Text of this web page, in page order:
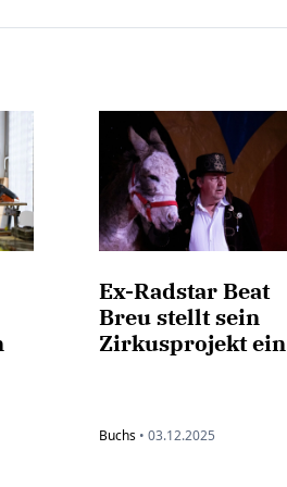
Ex-Radstar Beat
Breu stellt sein
Zirkusprojekt ein
Buchs • 03.12.2025